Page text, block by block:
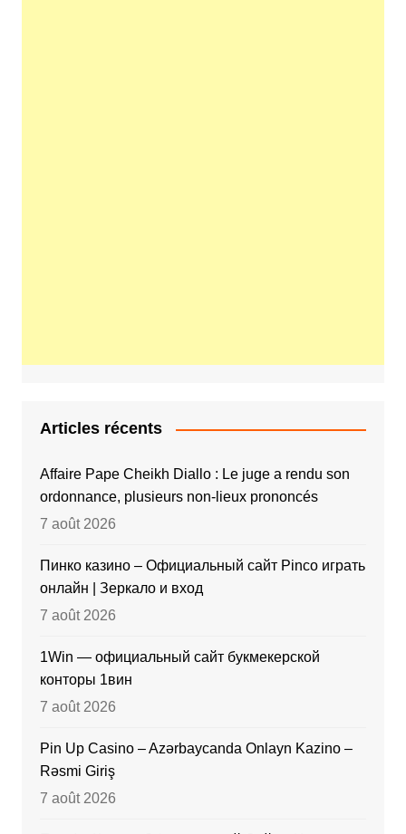
Articles récents
Affaire Pape Cheikh Diallo : Le juge a rendu son
ordonnance, plusieurs non-lieux prononcés
7 août 2026
Пинко казино – Официальный сайт Pinco играть
онлайн | Зеркало и вход
7 août 2026
1Win — официальный сайт букмекерской
конторы 1вин
7 août 2026
Pin Up Casino – Azərbaycanda Onlayn Kazino –
Rəsmi Giriş
7 août 2026